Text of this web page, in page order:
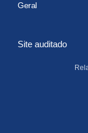
Geral
Site auditado